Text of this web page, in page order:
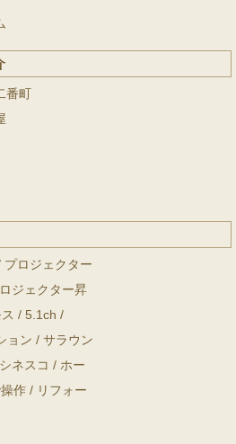
町
プロジェクター
ジェクター昇
/ 5.1ch /
ョン / サラウン
シネスコ / ホー
作 / リフォー